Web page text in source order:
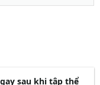
sau khi tập thể